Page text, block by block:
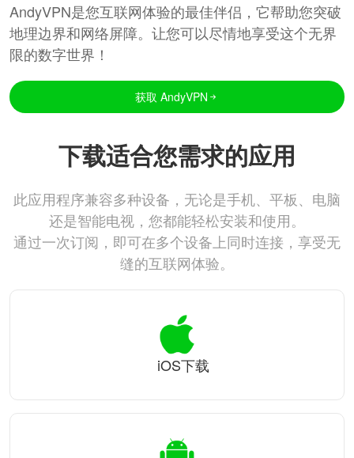
AndyVPN是您互联网体验的最佳伴侣，它帮助您突破
地理边界和网络屏障。让您可以尽情地享受这个无界
限的数字世界！
获取 AndyVPN
下载适合您需求的应用
此应用程序兼容多种设备，无论是手机、平板、电脑
还是智能电视，您都能轻松安装和使用。
通过一次订阅，即可在多个设备上同时连接，享受无
缝的互联网体验。
iOS下载